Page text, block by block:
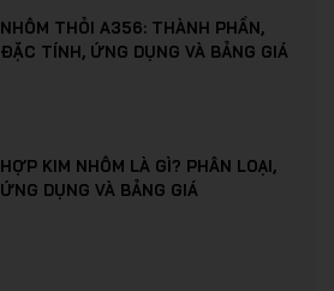
NHÔM THỎI A356: THÀNH PHẦN,
ĐẶC TÍNH, ỨNG DỤNG VÀ BẢNG GIÁ
HỢP KIM NHÔM LÀ GÌ? PHÂN LOẠI,
ỨNG DỤNG VÀ BẢNG GIÁ